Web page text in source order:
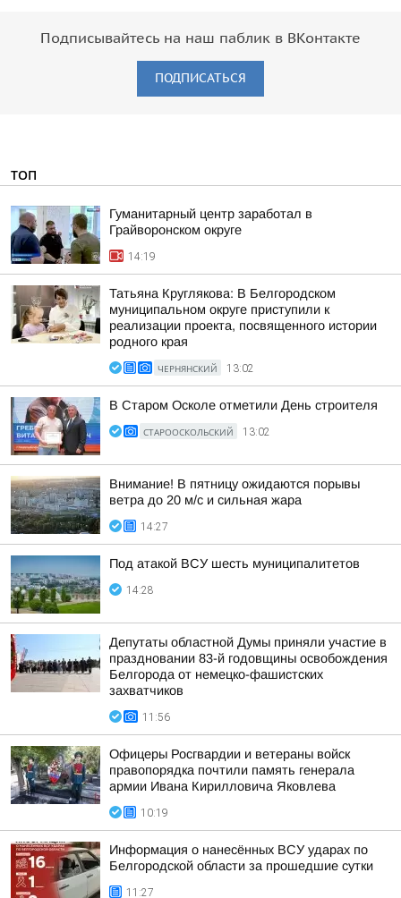
Подписывайтесь на наш паблик в ВКонтакте
ПОДПИСАТЬСЯ
ТОП
Гуманитарный центр заработал в
Грайворонском округе
14:19
Татьяна Круглякова: В Белгородском
муниципальном округе приступили к
реализации проекта, посвященного истории
родного края
ЧЕРНЯНСКИЙ 13:02
В Старом Осколе отметили День строителя
СТАРООСКОЛЬСКИЙ 13:02
Внимание! В пятницу ожидаются порывы
ветра до 20 м/с и сильная жара
14:27
Под атакой ВСУ шесть муниципалитетов
14:28
Депутаты областной Думы приняли участие в
праздновании 83-й годовщины освобождения
Белгорода от немецко-фашистских
захватчиков
11:56
Офицеры Росгвардии и ветераны войск
правопорядка почтили память генерала
армии Ивана Кирилловича Яковлева
10:19
Информация о нанесённых ВСУ ударах по
Белгородской области за прошедшие сутки
11:27